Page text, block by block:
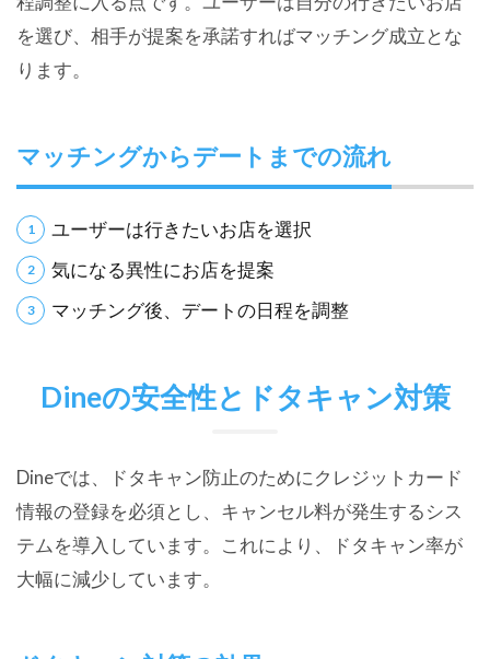
を選び、相手が提案を承諾すればマッチング成立とな
ります。
マッチングからデートまでの流れ
ユーザーは行きたいお店を選択
気になる異性にお店を提案
マッチング後、デートの日程を調整
Dineの安全性とドタキャン対策
Dineでは、ドタキャン防止のためにクレジットカード
情報の登録を必須とし、キャンセル料が発生するシス
テムを導入しています。これにより、ドタキャン率が
大幅に減少しています。